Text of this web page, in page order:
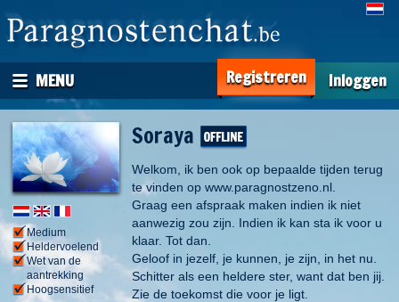
MENU Registreren Inloggen
Medium
Heldervoelend
Wet van de
aantrekking
Hoogsensitief
Soraya
Welkom, ik ben ook op bepaalde tijden terug
te vinden op www.paragnostzeno.nl.
Graag een afspraak maken indien ik niet
aanwezig zou zijn. Indien ik kan sta ik voor u
klaar. Tot dan.
Geloof in jezelf, je kunnen, je zijn, in het nu.
Schitter als een heldere ster, want dat ben jij.
Zie de toekomst die voor je ligt.